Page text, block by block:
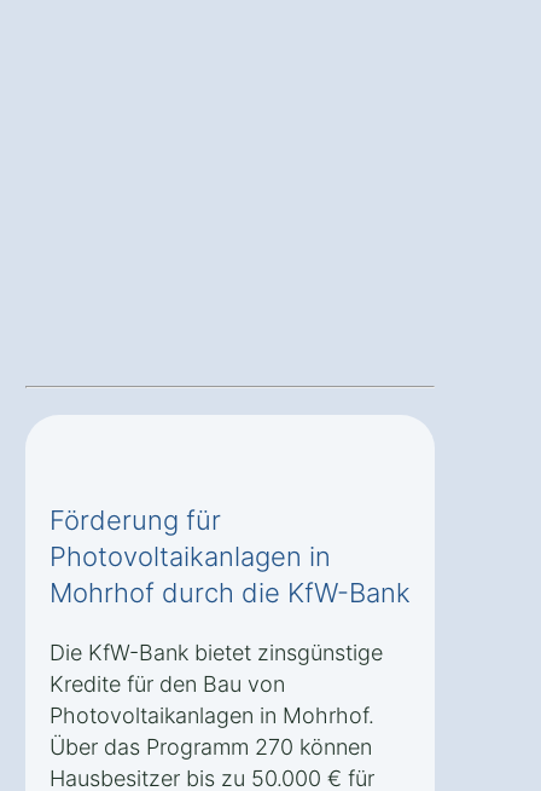
Förderung für
Photovoltaikanlagen in
Mohrhof durch die KfW-Bank
Die KfW-Bank bietet zinsgünstige
Kredite für den Bau von
Photovoltaikanlagen in Mohrhof.
Über das Programm 270 können
Hausbesitzer bis zu 50.000 € für